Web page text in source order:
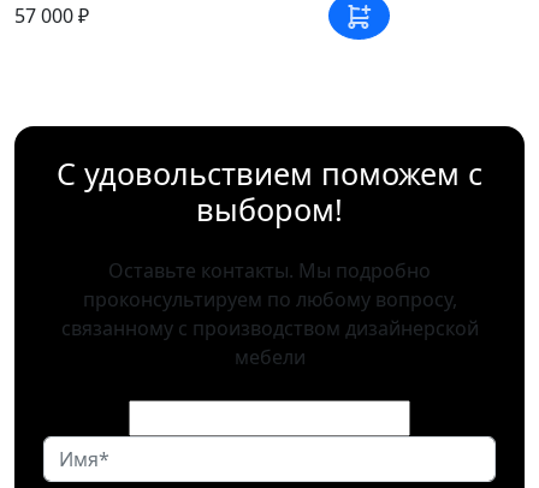
57 000 ₽
С удовольствием поможем с
выбором!
Оставьте контакты. Мы подробно
проконсультируем по любому вопросу,
связанному с производством дизайнерской
мебели